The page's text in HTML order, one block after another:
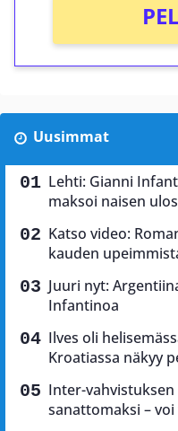
Uusimmat
Lehti: Gianni
maksoi naisen
Katso video:
kauden
Juuri nyt:
Infantinoa
Ilves oli
Kroatiassa näkyy
Inter-
sanattomaksi –